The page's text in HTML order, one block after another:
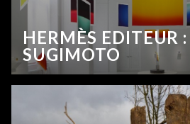
HERMÈS EDITEUR
SUGIMOTO